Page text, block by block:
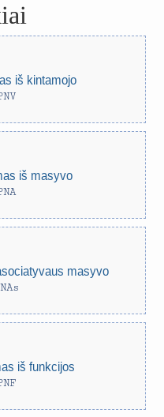
iš kintamojo
iš masyvo
masyvo
iš funkcijos